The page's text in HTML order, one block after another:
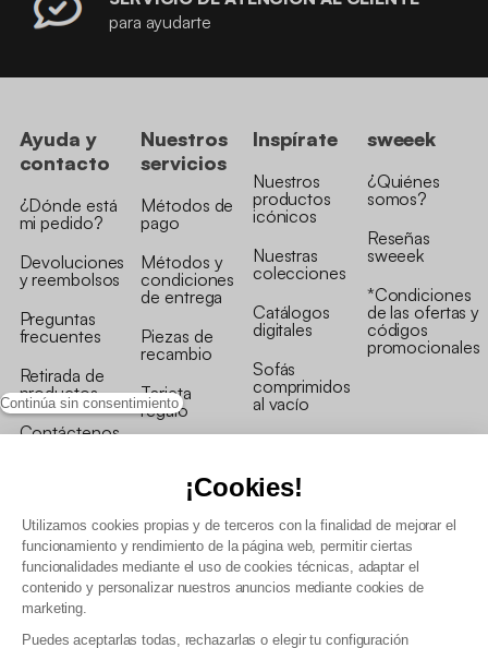
Continúa sin consentimiento
¡Cookies!
Utilizamos cookies propias y de terceros con la finalidad de mejorar el
funcionamiento y rendimiento de la página web, permitir ciertas
funcionalidades mediante el uso de cookies técnicas, adaptar el
contenido y personalizar nuestros anuncios mediante cookies de
marketing.
Puedes aceptarlas todas, rechazarlas o elegir tu configuración
para ayudarte
Ayuda y
contacto
¿Dónde está
mi pedido?
Devoluciones
y reembolsos
Preguntas
frecuentes
Retirada de
productos
Contáctenos
Nuestros
servicios
Métodos de
pago
Métodos y
condiciones
de entrega
Piezas de
recambio
Tarjeta
regalo
Inspírate
Nuestros
productos
icónicos
Nuestras
colecciones
Catálogos
digitales
Sofás
comprimidos
al vacío
sweeek
¿Quiénes
somos?
Reseñas
sweeek
*Condiciones
de las ofertas y
códigos
promocionales